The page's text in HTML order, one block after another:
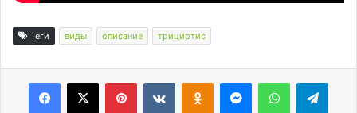
Теги виды описание трициртис